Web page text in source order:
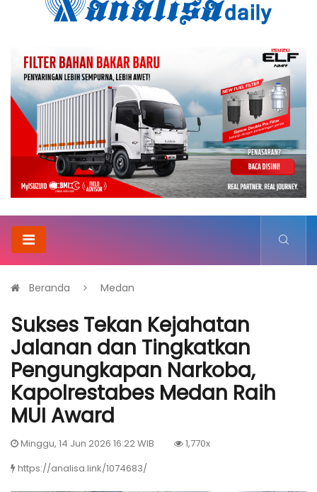
Beranda Medan
Sukses Tekan Kejahatan
Jalanan dan Tingkatkan
Pengungkapan Narkoba,
Kapolrestabes Medan Raih
MUI Award
Minggu, 14 Jun 2026 16:22 WIB
1,770x
https://analisa.link/1074683/